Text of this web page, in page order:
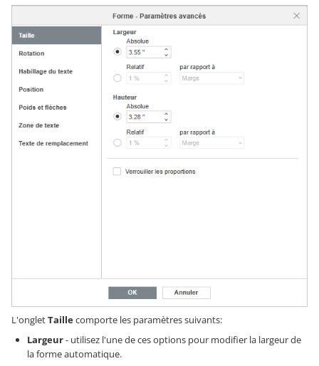
L'ongletTaillecomporte les paramètres suivants:
Largeur- utilisez l'une de ces options pour modifier la largeur de
la forme automatique.